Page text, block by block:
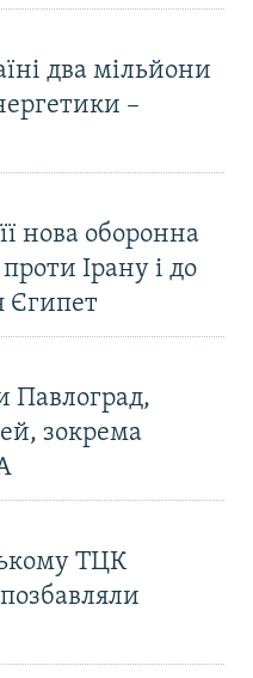
два мільйони
–
нова оборонна
Ірану і до
Єгипет
Павлоград,
зокрема
ТЦК